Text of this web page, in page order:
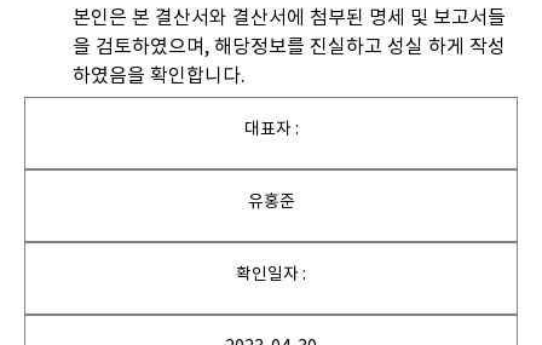
본인은 본 결산서와 결산서에 첨부된 명세 및 보고서들
을 검토하였으며, 해당정보를 진실하고 성실 하게 작성
하였음을 확인합니다.
대표자 :
유홍준
확인일자 :